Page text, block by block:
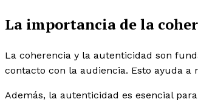
La importancia de la
La coherencia y la autenticidad son
contacto con la audiencia. Esto ayuda
Además, la autenticidad es esencial